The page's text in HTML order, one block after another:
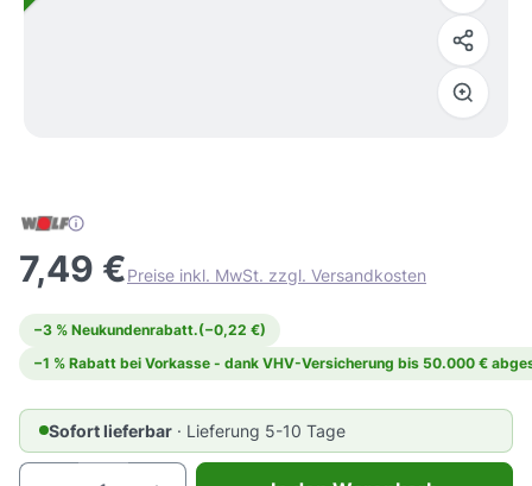
7,49 €Preise inkl. MwSt. zzgl. Versandkosten
−3 % Neukundenrabatt.(−0,22 €)
−1 % Rabatt bei Vorkasse - dank VHV-Versicherung bis 50.000 €
Sofort lieferbar · Lieferung 5-10 Tage
Produkt Anzahl: Gib den gewünschten